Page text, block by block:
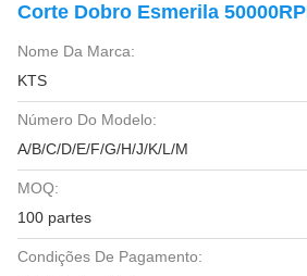
Corte Dobro Esmerila
Nome Da Marca:
KTS
Número Do Modelo:
A/B/C/D/E/F/G/H/J/K/L/M
MOQ:
100 partes
Condições De Pagamento: